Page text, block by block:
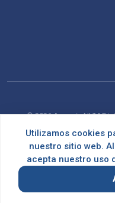
© 2026 Agencia NVM
Utilizamos cookies
nuestro sitio web.
acepta nuestro uso